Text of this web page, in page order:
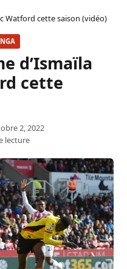
Watford cette saison (vidéo)
d’Ismaïla
cette
2, 2022
lecture